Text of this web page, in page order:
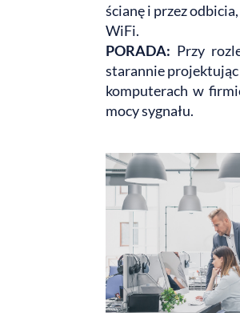
ścianę i przez
WiFi.
PORADA: Przy
starannie projektując
komputerach w
mocy sygnału.